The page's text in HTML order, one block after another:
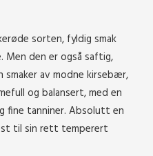
sorten, fyldig smak
Men den er også saftig,
smaker av modne kirsebær,
og balansert, med en
fine tanniner. Absolutt en
til sin rett temperert